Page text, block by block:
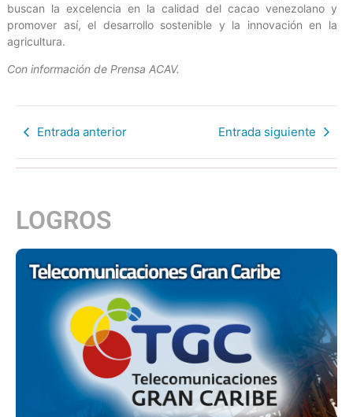
buscan la excelencia en la calidad del cacao venezolano y
promover así, el desarrollo sostenible y la innovación en la
agricultura.
Con información de Prensa ACAV.
Entrada anterior Entrada siguiente
LOGROS